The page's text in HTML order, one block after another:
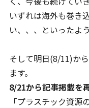
いずれは海外も巻き
い、、、といったよ
そして明日(8/11)か
ます。
8/21から記事掲載を
「プラスチック資源